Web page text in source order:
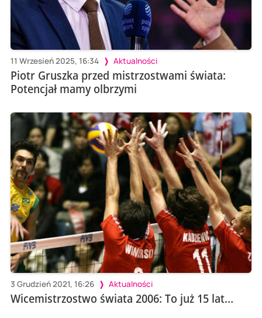
11 Wrzesień 2025, 16:34 Aktualności
Piotr Gruszka przed mistrzostwami świata:
Potencjał mamy olbrzymi
3 Grudzień 2021, 16:26 Aktualności
Wicemistrzostwo świata 2006: To już 15 lat…